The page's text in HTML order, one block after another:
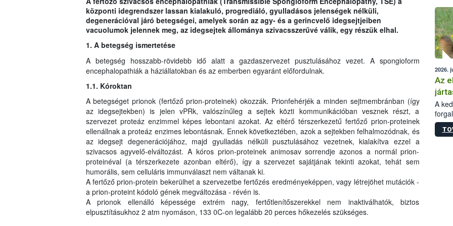
központi idegrendszer lassan kialakuló, progrediáló, gyulladásos jelenségek nélküli,
degenerációval járó betegségei, amelyek során az agy- és a gerincvelő idegsejtjeiben
vacuolumok jelennek meg, az idegsejtek állománya szivacsszerűvé válik, egy részük elhal.
1. A betegség ismertetése
A betegség hosszabb-rövidebb idő alatt a gazdaszervezet pusztulásához vezet. A spongioform
encephalopathiák a háziállatokban és az emberben egyaránt előfordulnak.
1.1. Kóroktan
A betegséget prionok (fertőző prion-proteinek) okozzák. Prionfehérjék a minden sejtmembránban (így
az idegsejtekben) is jelen vPRk, valószínűleg a sejtek közti kommunikációban vesznek részt, a
szervezet proteáz enzimmel képes lebontani azokat. Az eltérő térszerkezetű fertőző prion-proteinek
ellenállnak a proteáz enzimes lebontásnak. Ennek következtében, azok a sejtekben felhalmozódnak, és
az idegsejt degenerációjához, majd gyulladás nélküli pusztulásához vezetnek, kialakítva ezzel a
szivacsos agyvelő-elváltozást. A kóros prion-proteinek animosav sorrendje azonos a normál prion-
proteinéval (a térszerkezete azonban eltérő), így a szervezet sajátjának tekinti azokat, tehát sem
humorális, sem celluláris immunválaszt nem váltanak ki.
A fertőző prion-protein bekerülhet a szervezetbe fertőzés eredményeképpen, vagy létrejöhet mutációk -
a prion-proteint kódoló gének megváltozása - révén is.
A prionok ellenálló képessége extrém nagy, fertőtlenítőszerekkel nem inaktiválhatók, biztos
elpusztításukhoz 2 atm nyomáson, 133 0C-on legalább 20 perces hőkezelés szükséges.
2026.
Az
A